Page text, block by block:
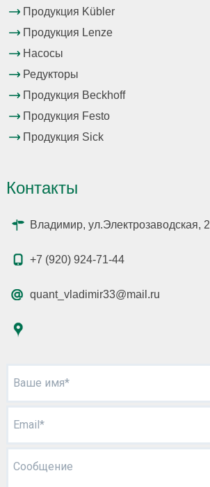
Продукция Kübler
Продукция Lenze
Насосы
Редукторы
Продукция Beckhoff
Продукция Festo
Продукция Sick
Контакты
Владимир, ул.Электрозаводская, 2
+7 (920) 924-71-44
quant_vladimir33@mail.ru
Ваше имя*
Email*
Сообщение